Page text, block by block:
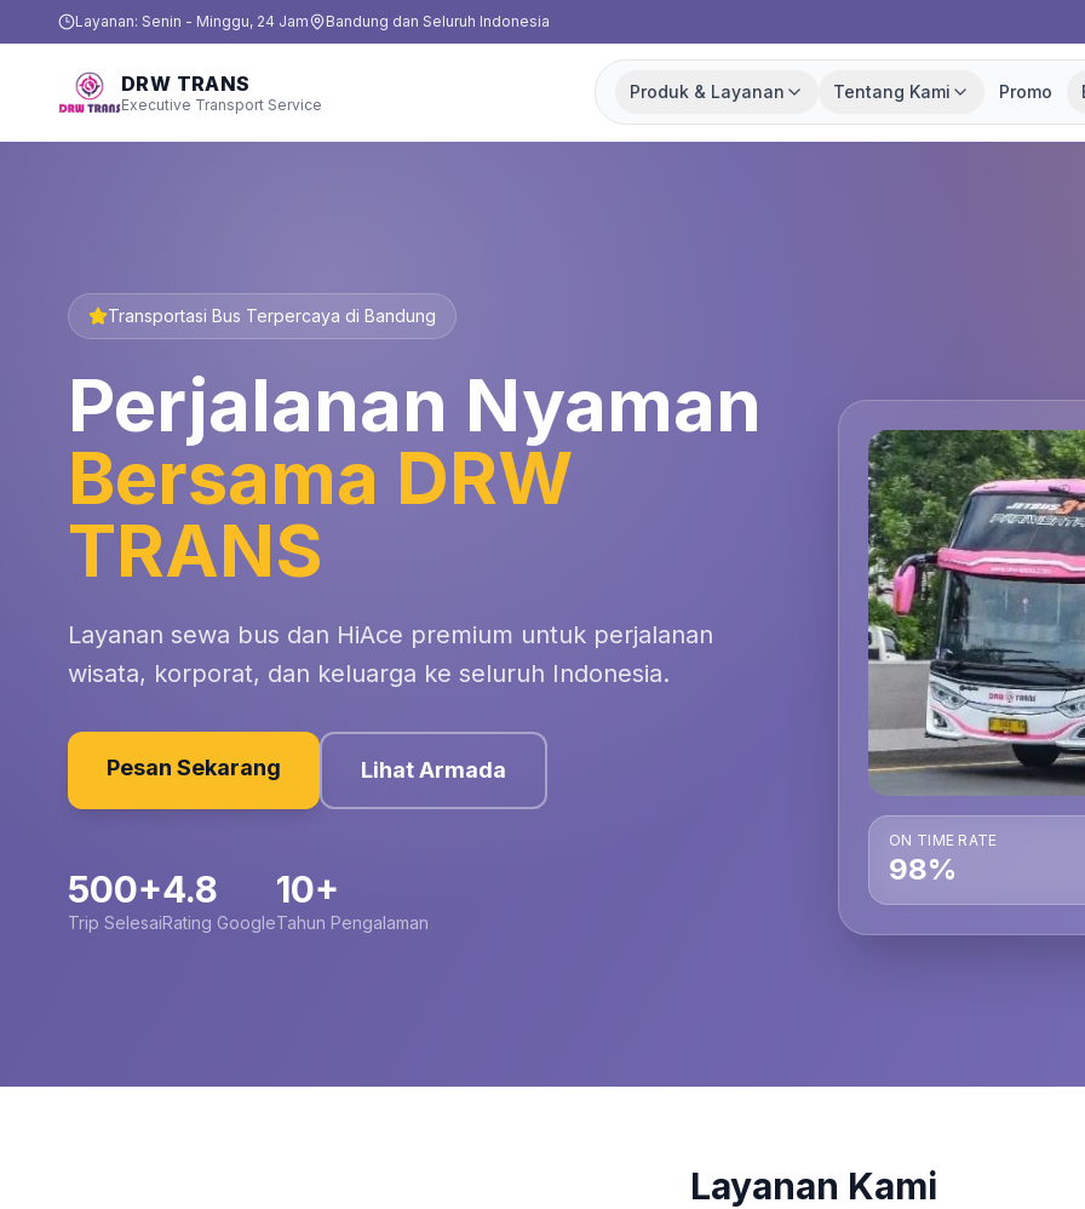
Layanan: Senin - Minggu, 24 Jam Bandung dan Seluruh Indonesia
DRW TRANS
Executive Transport Service
Produk & Layanan Tentang Kami Promo
Transportasi Bus Terpercaya di Bandung
Perjalanan Nyaman
Bersama DRW
TRANS
Layanan sewa bus dan HiAce premium untuk perjalanan
wisata, korporat, dan keluarga ke seluruh Indonesia.
Pesan Sekarang Lihat Armada
500+
Trip Selesai
4.8
Rating Google
10+
Tahun Pengalaman
ON TIME RATE
98%
Layanan Kami